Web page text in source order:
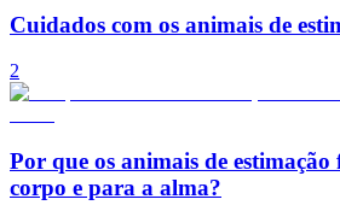
Cuidados com os animais de
2
Por que os animais de estimação
corpo e para a alma?